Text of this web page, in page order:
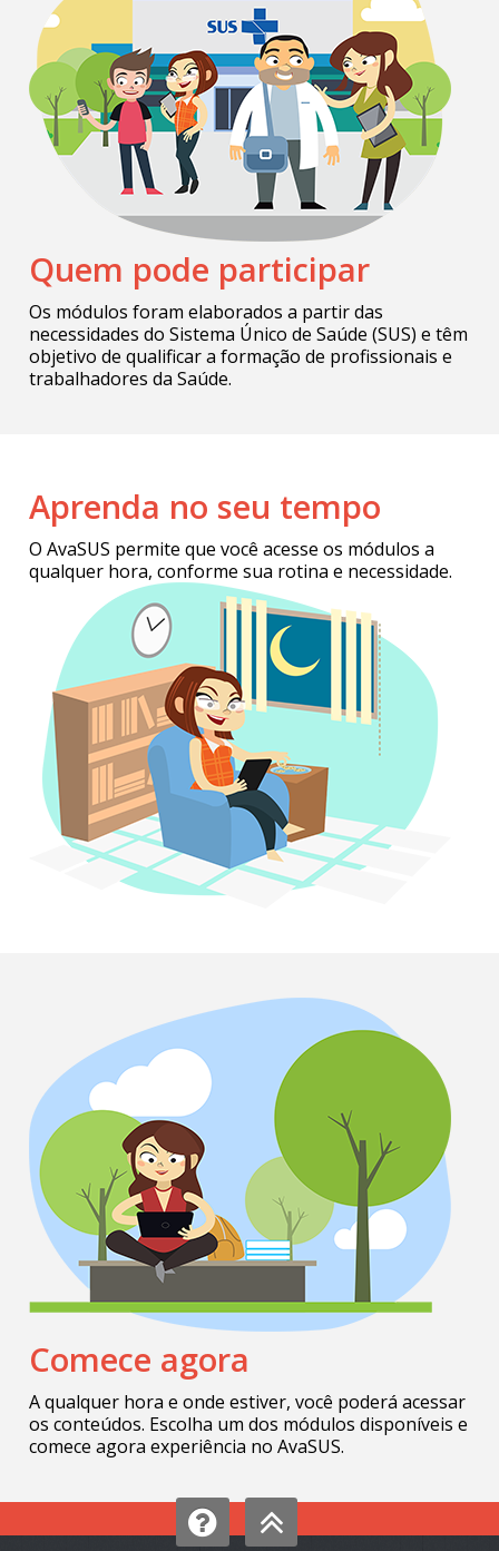
Quem pode participar
Os módulos foram elaborados a partir das
necessidades do Sistema Único de Saúde (SUS) e têm
objetivo de qualificar a formação de profissionais e
trabalhadores da Saúde.
Aprenda no seu tempo
O AvaSUS permite que você acesse os módulos a
qualquer hora, conforme sua rotina e necessidade.
Comece agora
A qualquer hora e onde estiver, você poderá acessar
os conteúdos. Escolha um dos módulos disponíveis e
comece agora experiência no AvaSUS.